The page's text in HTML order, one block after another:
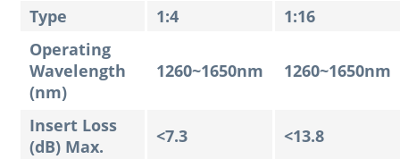
Type
1:4
1:16
Operating
Wavelength
(nm)
1260~1650nm 1260~1650nm
Insert Loss
(dB) Max.
<7.3 <13.8